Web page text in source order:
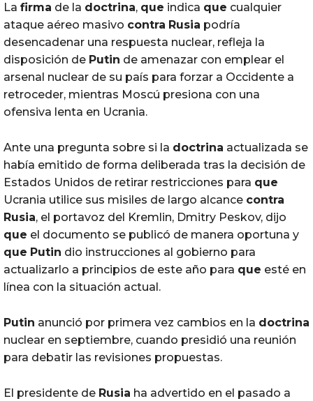
La firma de la doctrina, que indica que cualquier
ataque aéreo masivo contra Rusia podría
desencadenar una respuesta nuclear, refleja la
disposición de Putin de amenazar con emplear el
arsenal nuclear de su país para forzar a Occidente a
retroceder, mientras Moscú presiona con una
ofensiva lenta en Ucrania.
Ante una pregunta sobre si la doctrina actualizada se
había emitido de forma deliberada tras la decisión de
Estados Unidos de retirar restricciones para que
Ucrania utilice sus misiles de largo alcance contra
Rusia, el portavoz del Kremlin, Dmitry Peskov, dijo
que el documento se publicó de manera oportuna y
que Putin dio instrucciones al gobierno para
actualizarlo a principios de este año para que esté en
línea con la situación actual.
Putin anunció por primera vez cambios en la doctrina
nuclear en septiembre, cuando presidió una reunión
para debatir las revisiones propuestas.
El presidente de Rusia ha advertido en el pasado a